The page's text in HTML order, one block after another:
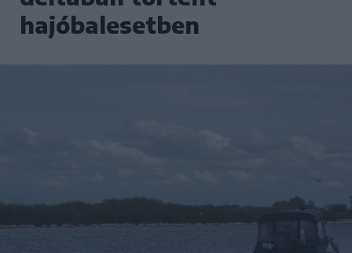
hajóbalesetben